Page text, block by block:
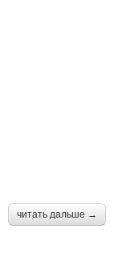
читать дальше →